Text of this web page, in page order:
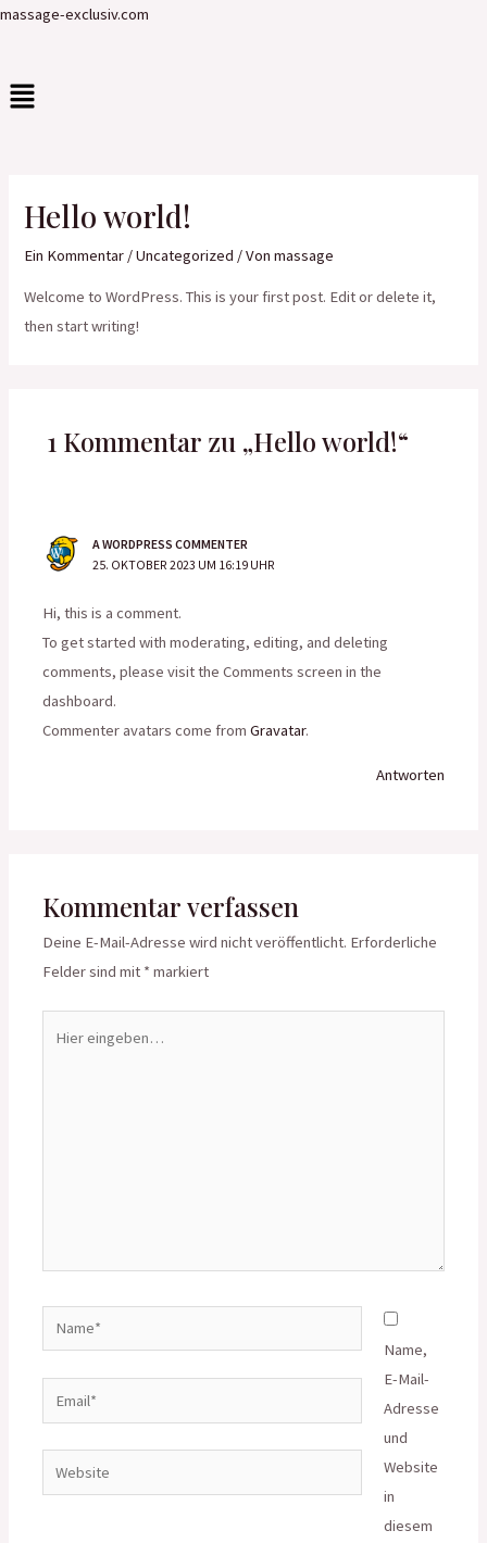
Zum
massage-exclusiv.com
Menü
Hello world!
Ein Kommentar /Uncategorized / Vonmassage
Welcome to WordPress. This is your first post. Edit or delete it,
then start writing!
1 Kommentar zu „Hello world!“
A WORDPRESS COMMENTER
25. OKTOBER 2023 UM 16:19 UHR
Hi, this is a comment.
To get started with moderating, editing, and deleting
comments, please visit the Comments screen in the
dashboard.
Commenter avatars come fromGravatar.
Antworten
Kommentar verfassen
Deine E-Mail-Adresse wird nicht veröffentlicht. Erforderliche
Felder sind mit * markiert
eingeben…
Website
Name,
E-Mail-
Adresse
und
Website
in
diesem